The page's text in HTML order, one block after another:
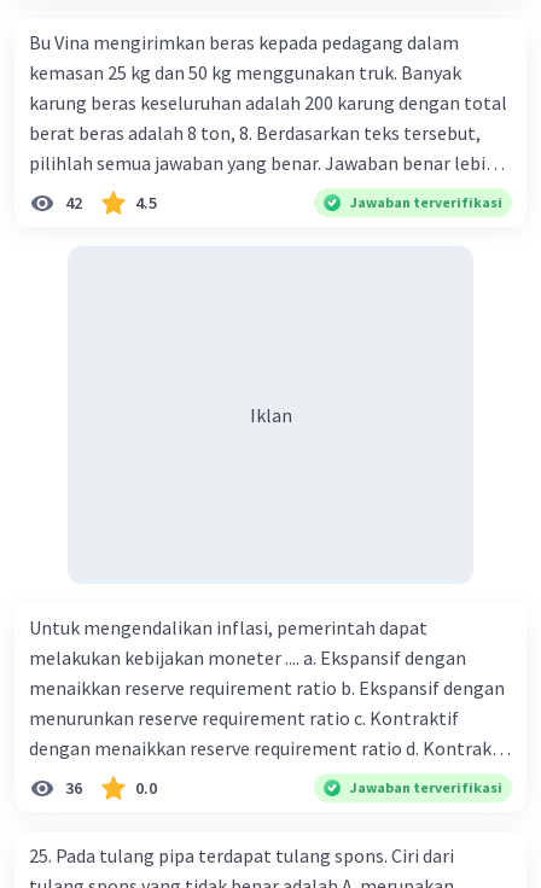
Bu Vina mengirimkan beras kepada pedagang dalam
kemasan 25 kg dan 50 kg menggunakan truk. Banyak
karung beras keseluruhan adalah 200 karung dengan total
berat beras adalah 8 ton, 8. Berdasarkan teks tersebut,
pilihlah semua jawaban yang benar. Jawaban benar lebih
dari satu. Banyak karung beras kemasan 25 kg adalah 50
buah. Banyak karung beras kemasan 50 kg adalah 150
harus dibayar oleh Bu Vina? A. Rp2.540.000 C. Rp2.312.000 B.
42 4.5 Jawaban terverifikasi
Iklan
Untuk mengendalikan inflasi, pemerintah dapat
melakukan kebijakan moneter .... a. Ekspansif dengan
menaikkan reserve requirement ratio b. Ekspansif dengan
menurunkan reserve requirement ratio c. Kontraktif
dengan menaikkan reserve requirement ratio d. Kontraktif
dengan menurunkan reserve requirement ratio e.
Ekspansif dengan menaikkan tingkat diskonto Bila Bank
ceteris paribus maka .... a. Menimbulkan inflasi di mana
36 0.0 Jawaban terverifikasi
25. Pada tulang pipa terdapat tulang spons. Ciri dari